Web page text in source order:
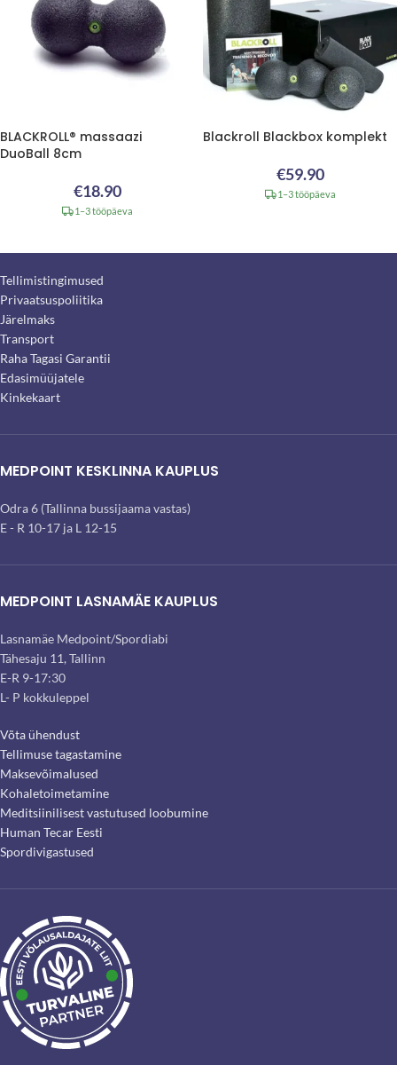
BLACKROLL® massaazi
DuoBall 8cm
€18.90
1–3 tööpäeva
Blackroll Blackbox komplekt
€59.90
1–3 tööpäeva
Tellimistingimused
Privaatsuspoliitika
Järelmaks
Transport
Raha Tagasi Garantii
Edasimüüjatele
Kinkekaart
MEDPOINT KESKLINNA KAUPLUS
Odra 6 (Tallinna bussijaama vastas)
E - R 10-17 ja L 12-15
MEDPOINT LASNAMÄE KAUPLUS
Lasnamäe Medpoint/Spordiabi
Tähesaju 11, Tallinn
E-R 9-17:30
L- P kokkuleppel
Võta ühendust
Tellimuse tagastamine
Maksevõimalused
Kohaletoimetamine
Meditsiinilisest vastutused loobumine
Human Tecar Eesti
Spordivigastused